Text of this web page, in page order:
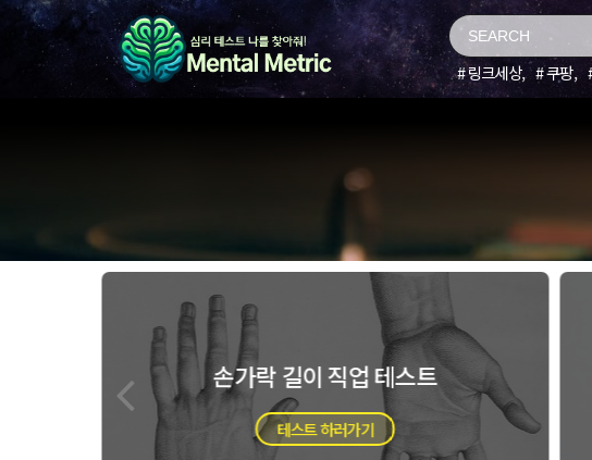
링크세상 쿠팡
숙제로 보는 성격테스트
테스트 하러가기